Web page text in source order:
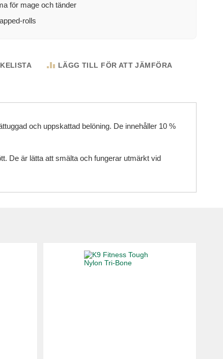
för mage och tänder
rolls
LÄGG TILL FÖR ATT JÄMFÖRA
och uppskattad belöning. De innehåller 10 %
De är lätta att smälta och fungerar utmärkt vid